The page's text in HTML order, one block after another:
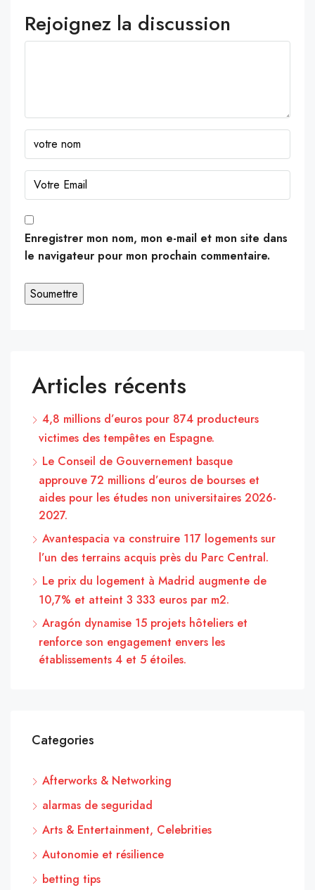
Rejoignez la discussion
Enregistrer mon nom, mon e-mail et mon site dans
le navigateur pour mon prochain commentaire.
Articles récents
4,8 millions d’euros pour 874 producteurs
victimes des tempêtes en Espagne.
Le Conseil de Gouvernement basque
approuve 72 millions d’euros de bourses et
aides pour les études non universitaires 2026-
2027.
Avantespacia va construire 117 logements sur
l’un des terrains acquis près du Parc Central.
Le prix du logement à Madrid augmente de
10,7% et atteint 3 333 euros par m2.
Aragón dynamise 15 projets hôteliers et
renforce son engagement envers les
établissements 4 et 5 étoiles.
Categories
Afterworks & Networking
alarmas de seguridad
Arts & Entertainment, Celebrities
Autonomie et résilience
betting tips